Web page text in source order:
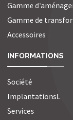
Gamme
Gamme de
Accessoires
INFORMATIONS
Société
ImplantationsL
Services